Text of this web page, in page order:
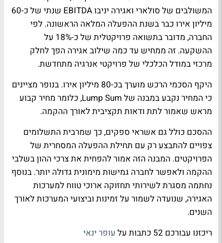
המשולבים של סולארי ואגירה יניבו EBITDA שנתי של כ-60
מיליון אירו כבר בשנת ההפעלה המלאה הראשונה. לפי
החברה, מדובר בתשואה פרויקטלית של כ-18% על
ההשקעה. זה ממחיש עד כמה שילוב אגירה הפך לחלק
מרכזי במודל הכלכלי של פרויקטי אנרגיה מתחדשת.
היקף הסכמי הרכש מוערך בכ-80 מיליון אירו. בנופר מציינים
כי המחיר נקבע במבנה של Lump Sum, כלומר מחיר קבוע
מראש שאמור לתת ודאות תקציבית לאורך ההקמה.
ההסכם כולל גם אשראי ספקים, כך שמרבית התשלומים
צפויים להתבצע רק עם תחילת ההפעלה המסחרית של
הפרויקטים. המבנה הזה אמור להפחית את צרכי ההון בשלבי
ההקמה ולאפשר לחברה גמישות מימונית גדולה יותר. בנוסף
נחתמה מסגרת לשירותי תחזוקה ארוכי טווח למערכות
האגירה, שנועדה לשמור על זמינות וביצועי המערכות לאורך
השנים.
ריכזנו עבורכם 52 כתבות על
עופר ינאי